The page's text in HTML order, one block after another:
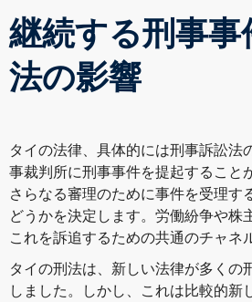
継続する刑事
法の影響
タイの法律、具体的には刑事訴訟
事裁判所に刑事事件を提起すること
さらなる審理のために事件を受理
どうかを決定します。労働紛争や株
これを訴追するための共通のチャネ
タイの刑法は、新しい法律が多く
しました。しかし、これは比較的